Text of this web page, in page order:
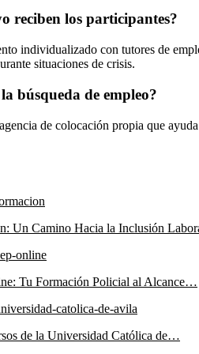
reciben los participantes?
individualizado con tutores de
situaciones de crisis.
búsqueda de empleo?
de colocación propia que
Un Camino Hacia la Inclusión
Tu Formación Policial al Alcance…
de la Universidad Católica de…